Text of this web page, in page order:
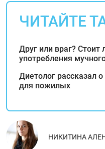
ЧИТАЙТЕ
Друг или враг? Стоит
употребления
Диетолог рассказал
для пожилых
НИКИТИНА